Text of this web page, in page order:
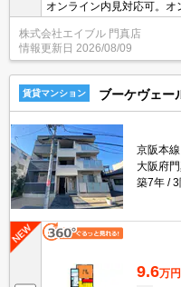
オンライン内見対応可。オ
物件！。通勤、通学がスム
株式会社エイブル 門真店
情報更新日 2026/08/09
賃貸マンション ブーケヴェー
京阪本
大阪府
築7年
3
9.6万円